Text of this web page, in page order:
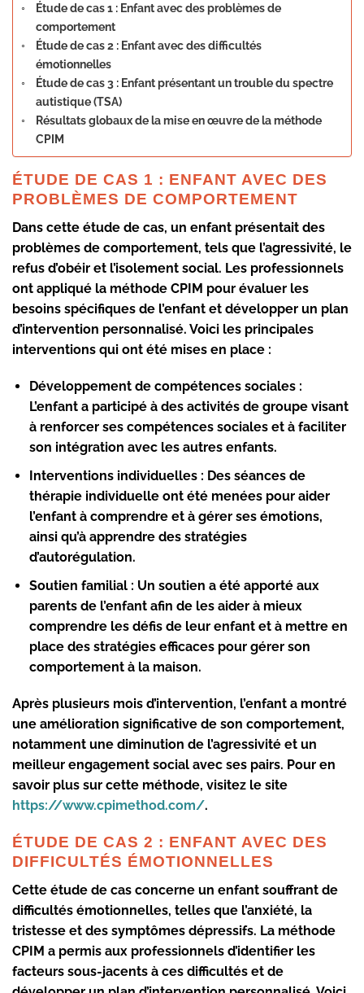
Étude de cas 1 : Enfant avec des problèmes de
comportement
Étude de cas 2 : Enfant avec des difficultés
émotionnelles
Étude de cas 3 : Enfant présentant un trouble du spectre
autistique (TSA)
Résultats globaux de la mise en œuvre de la méthode
CPIM
ÉTUDE DE CAS 1 : ENFANT AVEC DES
PROBLÈMES DE COMPORTEMENT
Dans cette étude de cas, un enfant présentait des
problèmes de comportement, tels que l’agressivité, le
refus d’obéir et l’isolement social. Les professionnels
ont appliqué la méthode CPIM pour évaluer les
besoins spécifiques de l’enfant et développer un plan
d’intervention personnalisé. Voici les principales
interventions qui ont été mises en place :
Développement de compétences sociales :
L’enfant a participé à des activités de groupe visant
à renforcer ses compétences sociales et à faciliter
son intégration avec les autres enfants.
Interventions individuelles : Des séances de
thérapie individuelle ont été menées pour aider
l’enfant à comprendre et à gérer ses émotions,
ainsi qu’à apprendre des stratégies
d’autorégulation.
Soutien familial : Un soutien a été apporté aux
parents de l’enfant afin de les aider à mieux
comprendre les défis de leur enfant et à mettre en
place des stratégies efficaces pour gérer son
comportement à la maison.
Après plusieurs mois d’intervention, l’enfant a montré
une amélioration significative de son comportement,
notamment une diminution de l’agressivité et un
meilleur engagement social avec ses pairs. Pour en
savoir plus sur cette méthode, visitez le site
https://www.cpimethod.com/.
ÉTUDE DE CAS 2 : ENFANT AVEC DES
DIFFICULTÉS ÉMOTIONNELLES
Cette étude de cas concerne un enfant souffrant de
difficultés émotionnelles, telles que l’anxiété, la
tristesse et des symptômes dépressifs. La méthode
CPIM a permis aux professionnels d’identifier les
facteurs sous-jacents à ces difficultés et de